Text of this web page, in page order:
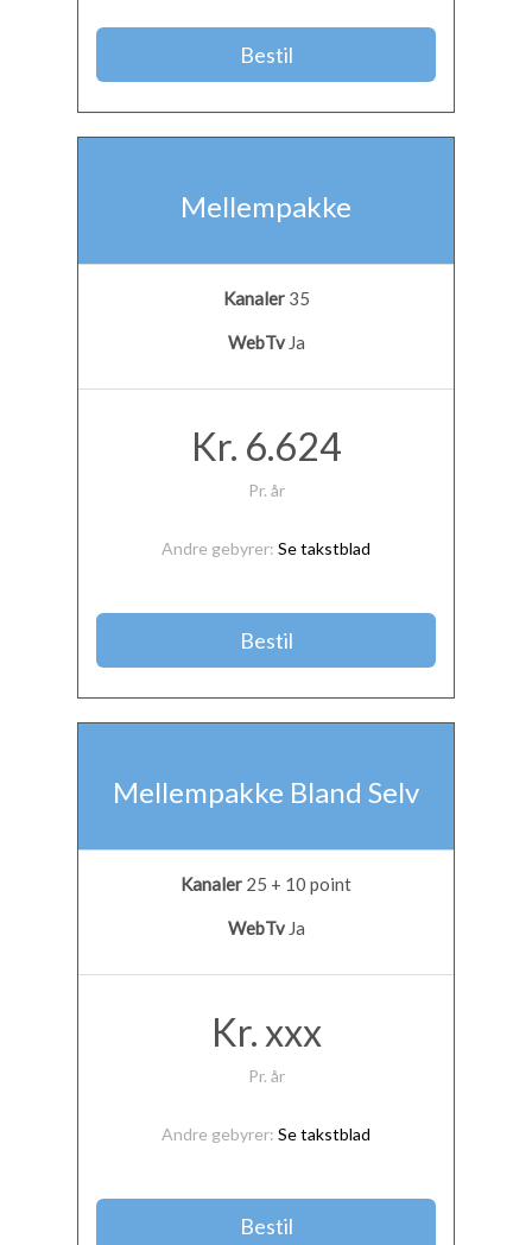
Bestil
Mellempakke
Kanaler35
WebTvJa
Kr. 6.624
Pr. år
Andre gebyrer: Se takstblad
Bestil
Mellempakke Bland Selv
Kanaler 25 + 10 point
WebTvJa
Kr. xxx
Pr. år
Andre gebyrer: Se takstblad
Bestil